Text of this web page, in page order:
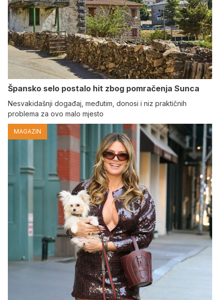
Špansko selo postalo hit zbog pomračenja Sunca
Nesvakidašnji događaj, međutim, donosi i niz praktičnih
problema za ovo malo mjesto
MAGAZIN